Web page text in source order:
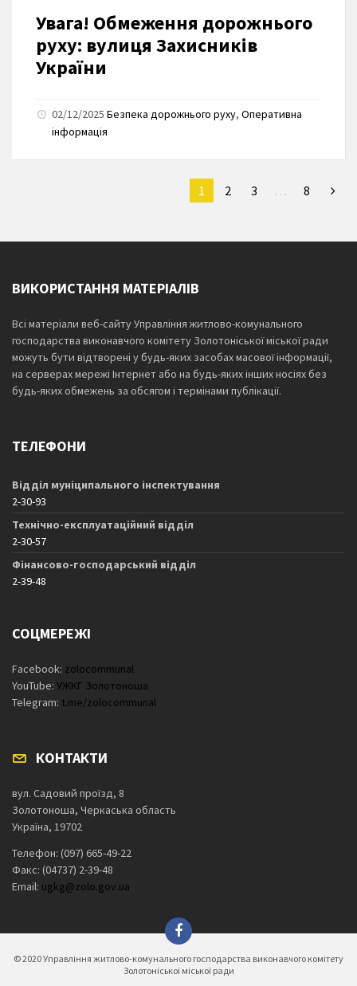
Увага! Обмеження дорожнього
руху: вулиця Захисників
України
02/12/2025 Безпека дорожнього руху, Оперативна
інформація
1 2 3 … 8
ВИКОРИСТАННЯ МАТЕРІАЛІВ
Всі матеріали веб-сайту Управління житлово-комунального
господарства виконавчого комітету Золотоніської міської ради
можуть бути відтворені у будь-яких засобах масової інформації,
на серверах мережі Інтернет або на будь-яких інших носіях без
будь-яких обмежень за обсягом і термінами публікації.
ТЕЛЕФОНИ
Відділ муніципального інспектування
2-30-93
Технічно-експлуатаційний відділ
2-30-57
Фінансово-господарський відділ
2-39-48
СОЦМЕРЕЖІ
Facebook: zolocommunal
YouTube: УЖКГ Золотоноша
Telegram: t.me/zolocommunal
КОНТАКТИ
вул. Садовий проїзд, 8
Золотоноша, Черкаська область
Україна, 19702
Телефон: (097) 665-49-22
Факс: (04737) 2-39-48
Email: ugkg@zolo.gov.ua
© 2020 Управління житлово-комунального господарства виконавчого комітету
Золотоніської міської ради